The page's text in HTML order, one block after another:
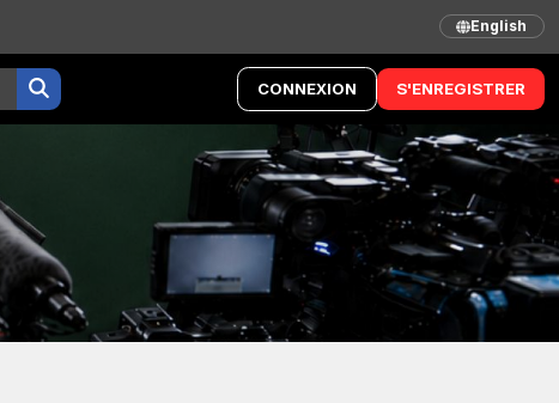
CONNEXION S'ENREGISTRER
English